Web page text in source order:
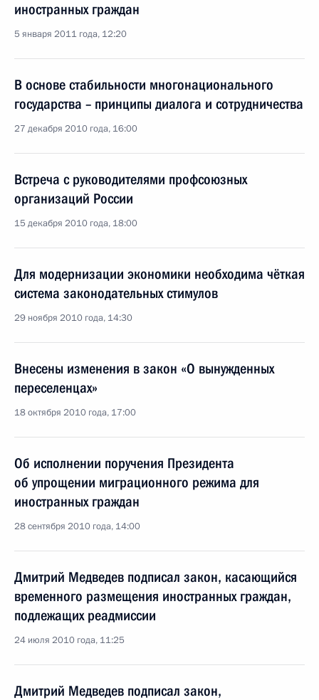
иностранных граждан
5 января 2011 года, 12:20
В основе стабильности многонационального
государства – принципы диалога и сотрудничества
27 декабря 2010 года, 16:00
Встреча с руководителями профсоюзных
организаций России
15 декабря 2010 года, 18:00
Для модернизации экономики необходима чёткая
система законодательных стимулов
29 ноября 2010 года, 14:30
Внесены изменения в закон «О вынужденных
переселенцах»
18 октября 2010 года, 17:00
Об исполнении поручения Президента
об упрощении миграционного режима для
иностранных граждан
28 сентября 2010 года, 14:00
Дмитрий Медведев подписал закон, касающийся
временного размещения иностранных граждан,
подлежащих реадмиссии
24 июля 2010 года, 11:25
Дмитрий Медведев подписал закон,